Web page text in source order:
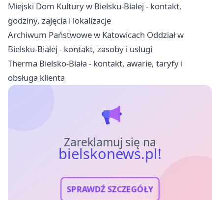
Miejski Dom Kultury w Bielsku-Białej - kontakt,
godziny, zajęcia i lokalizacje
Archiwum Państwowe w Katowicach Oddział w
Bielsku-Białej - kontakt, zasoby i usługi
Therma Bielsko-Biała - kontakt, awarie, taryfy i
obsługa klienta
Zareklamuj się na
bielskonews.pl!
SPRAWDŹ SZCZEGÓŁY